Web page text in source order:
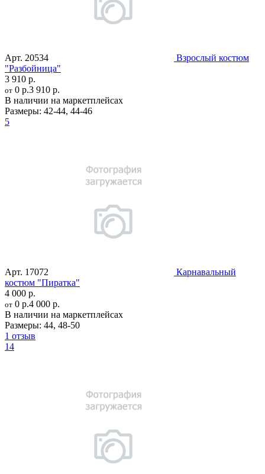
Арт. 20534
Взрослый костюм
"Разбойница"
3 910 р.
от 0 р.3 910 р.
В наличии на маркетплейсах
Размеры: 42-44, 44-46
5
Арт. 17072
Карнавальный
костюм "Пиратка"
4 000 р.
от 0 р.4 000 р.
В наличии на маркетплейсах
Размеры: 44, 48-50
1 отзыв
14